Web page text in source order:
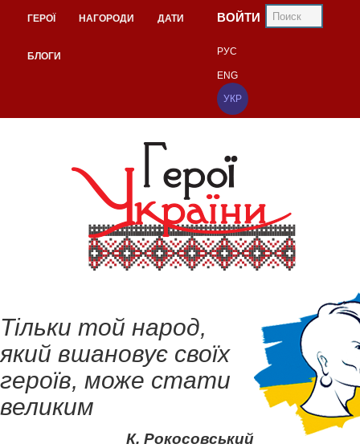
ГЕРОЇ НАГОРОДИ ДАТИ
БЛОГИ
ВОЙТИ
РУС
ENG
УКР
Тільки той народ,
який вшановує своїх
героїв, може стати
великим
К. Рокосовський